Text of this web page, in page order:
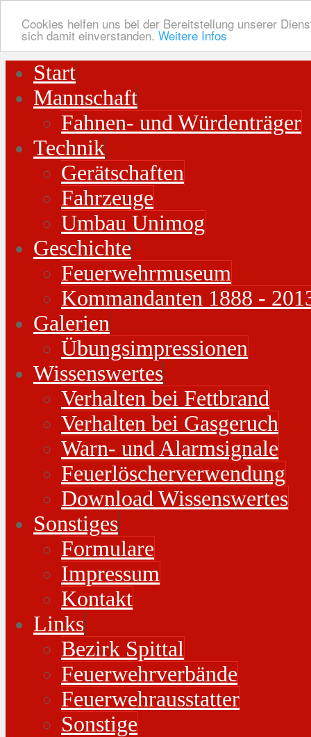
Cookies helfen uns bei der Bereitstellung unserer
sich damit einverstanden. Weitere Infos
Start
Mannschaft
Fahnen- und Würdenträger
Technik
Gerätschaften
Fahrzeuge
Umbau Unimog
Geschichte
Feuerwehrmuseum
Kommandanten 1888 -
Galerien
Übungsimpressionen
Wissenswertes
Verhalten bei Fettbrand
Verhalten bei Gasgeruch
Warn- und Alarmsignale
Feuerlöscherverwendung
Download Wissenswertes
Sonstiges
Formulare
Impressum
Kontakt
Links
Bezirk Spittal
Feuerwehrverbände
Feuerwehrausstatter
Sonstige